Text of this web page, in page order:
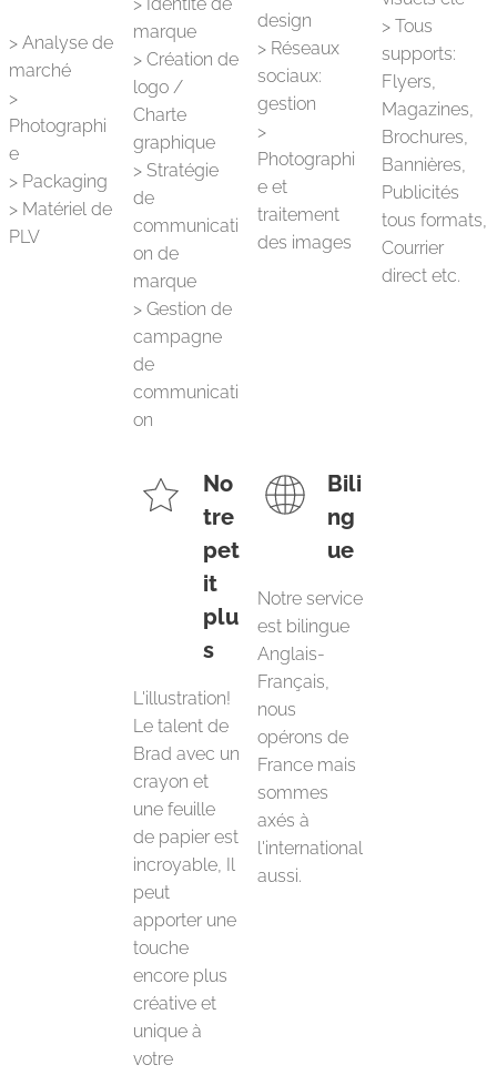
> Analyse de
marché
>
Photographi
e
> Packaging
> Matériel de
PLV
marque
> Création de
logo /
Charte
graphique
> Stratégie
de
communicati
on de
marque
> Gestion de
campagne
de
communicati
on
design
> Réseaux
sociaux:
gestion
>
Photographi
e et
traitement
des images
> Tous
supports:
Flyers,
Magazines,
Brochures,
Bannières,
Publicités
tous formats,
Courrier
direct etc.
No
tre
pet
it
plu
s
L'illustration!
Le talent de
Brad avec un
crayon et
une feuille
de papier est
incroyable, Il
peut
apporter une
touche
encore plus
créative et
unique à
votre
Bili
ng
ue
Notre service
est bilingue
Anglais-
Français,
nous
opérons de
France mais
sommes
axés à
l'international
aussi.